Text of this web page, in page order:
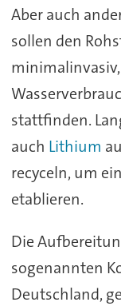
Aber auch
sollen den
stattfinden.
auch Lithium
recyceln, um
etablieren.
Die
sogenannten
Deutschland,